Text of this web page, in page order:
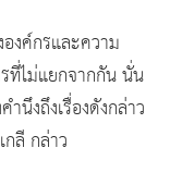
งค์กรและความ
ที่ไม่แยกจากกัน นั่น
นึงถึงเรื่องดังกล่าว
ลี กล่าว